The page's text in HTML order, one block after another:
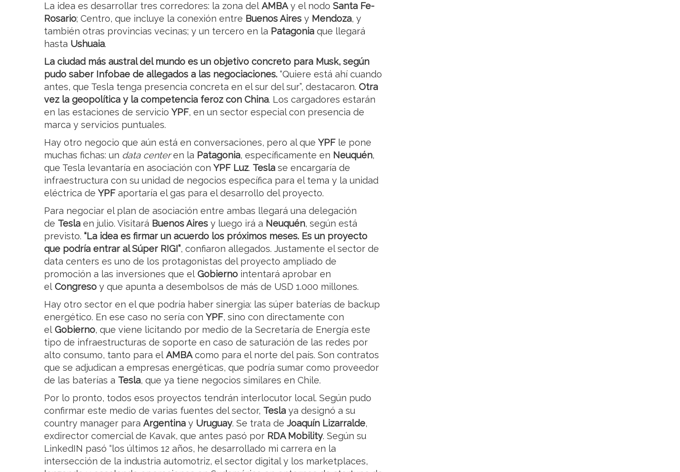
La idea es desarrollar tres corredores: la zona del AMBAy el nodo Santa Fe-
Rosario; Centro, que incluye la conexión entre Buenos Aires y Mendoza, y
también otras provincias vecinas; y un tercero en la Patagonia que llegará
hasta Ushuaia.
La ciudad más austral del mundo es un objetivo concreto para Musk, según
pudo saber Infobae de allegados a las negociaciones. “Quiere está ahí cuando
antes, que Tesla tenga presencia concreta en el sur del sur”, destacaron. Otra
vez la geopolítica y la competencia feroz con China. Los cargadores estarán
en las estaciones de servicioYPF, en un sector especial con presencia de
marca y servicios puntuales.
Hay otro negocio que aún está en conversaciones, pero al queYPF le pone
muchas fichas: un data centeren la Patagonia, específicamente en Neuquén,
que Tesla levantaría en asociación conYPF Luz. Tesla se encargaría de
infraestructura con su unidad de negocios específica para el tema y la unidad
eléctrica deYPF aportaría el gas para el desarrollo del proyecto.
Para negociar el plan de asociación entre ambas llegará una delegación
de Tesla en julio. Visitará Buenos Aires y luego irá a Neuquén, según está
previsto. “La idea es firmar un acuerdo los próximos meses. Es un proyecto
que podría entrar al Súper RIGI”, confiaron allegados. Justamente el sector de
data centers es uno de los protagonistas del proyecto ampliado de
promoción a las inversiones que el Gobierno intentará aprobar en
el Congreso y que apunta a desembolsos de más de USD 1.000 millones.
Hay otro sector en el que podría haber sinergia: las súper baterías de backup
energético. En ese caso no sería conYPF, sino con directamente con
el Gobierno, que viene licitando por medio de la Secretaría de Energía este
tipo de infraestructuras de soporte en caso de saturación de las redes por
alto consumo, tanto para el AMBAcomo para el norte del país. Son contratos
que se adjudican a empresas energéticas, que podría sumar como proveedor
de las baterías a Tesla, que ya tiene negocios similares en Chile.
Por lo pronto, todos esos proyectos tendrán interlocutor local. Según pudo
confirmar este medio de varias fuentes del sector, Tesla ya designó a su
country manager para Argentina y Uruguay. Se trata de Joaquín Lizarralde,
exdirector comercial de Kavak, que antes pasó por RDA Mobility. Según su
LinkedIN pasó “los últimos 12 años, he desarrollado mi carrera en la
intersección de la industria automotriz, el sector digital y los marketplaces,